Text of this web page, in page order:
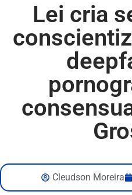
Lei cria
Cleudson Moreira